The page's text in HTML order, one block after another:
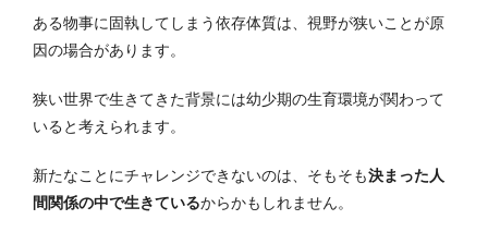
ある物事に固執してしまう依存体質は、視野が狭いことが原
因の場合があります。
狭い世界で生きてきた背景には幼少期の生育環境が関わって
いると考えられます。
新たなことにチャレンジできないのは、そもそも決まった人
間関係の中で生きているからかもしれません。